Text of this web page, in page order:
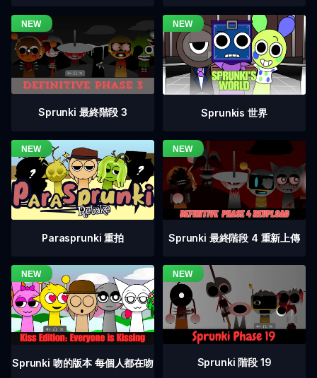
Sprunki 最終階段 3 Sprunkis 世界
Parasprunki 重拍 Sprunki 最終階段 4 重新上傳
Sprunki 吻的版本 每個人都在吻 Sprunki 階段 19